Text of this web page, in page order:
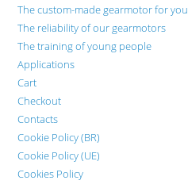
The custom-made gearmotor for you
The reliability of our gearmotors
The training of young people
Applications
Cart
Checkout
Contacts
Cookie Policy (BR)
Cookie Policy (UE)
Cookies Policy